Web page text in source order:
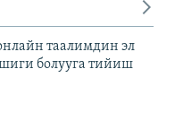
таалимдин эл
болууга тийиш